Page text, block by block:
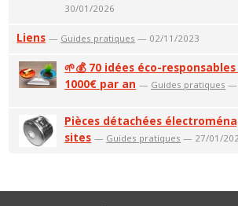
30/01/2026
Liens — Guides pratiques — 02/11/2023
🌱💰 70 idées éco-
1000€ par an — Guides pratiques —
Pièces détachées
sites — Guides pratiques — 27/01/